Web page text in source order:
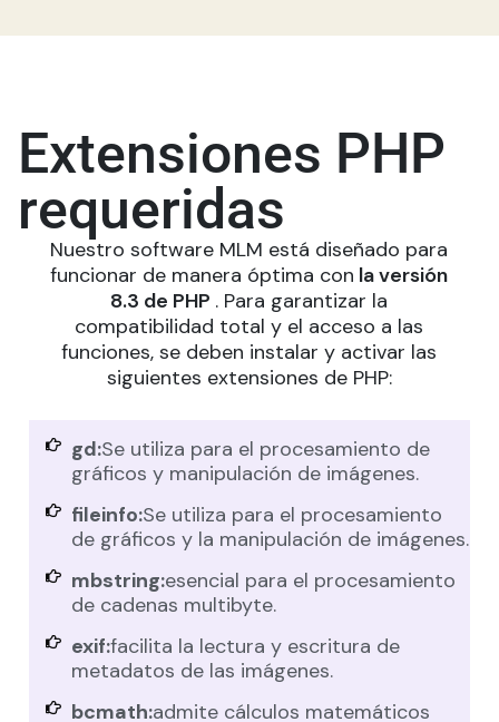
Extensiones PHP
requeridas
Nuestro software MLM está diseñado para
funcionar de manera óptima con la versión
8.3 de PHP . Para garantizar la
compatibilidad total y el acceso a las
funciones, se deben instalar y activar las
siguientes extensiones de PHP:
gd:Se utiliza para el procesamiento de
gráficos y manipulación de imágenes.
fileinfo:Se utiliza para el procesamiento
de gráficos y la manipulación de imágenes.
mbstring:esencial para el procesamiento
de cadenas multibyte.
exif:facilita la lectura y escritura de
metadatos de las imágenes.
bcmath:admite cálculos matemáticos